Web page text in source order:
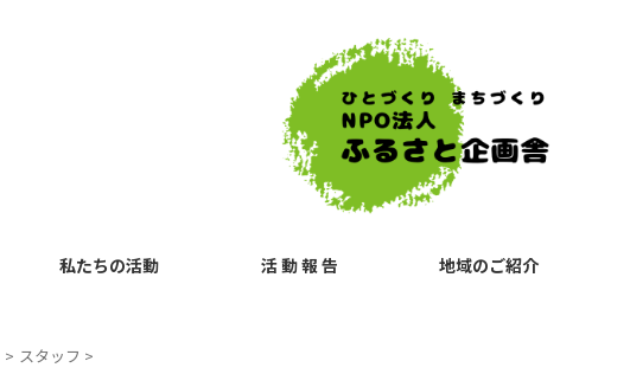
私たちの活動 活 動 報 告 地域のご紹介
> スタッフ >